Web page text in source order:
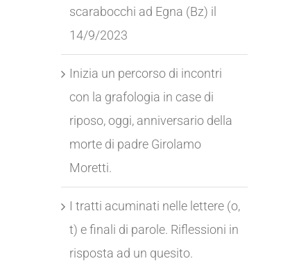
scarabocchi ad Egna (Bz) il
14/9/2023
Inizia un percorso di incontri
con la grafologia in case di
riposo, oggi, anniversario della
morte di padre Girolamo
Moretti.
I tratti acuminati nelle lettere (o,
t) e finali di parole. Riflessioni in
risposta ad un quesito.